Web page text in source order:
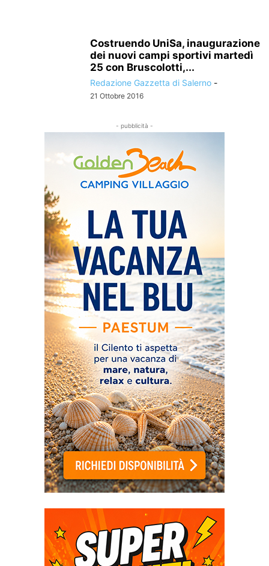
Costruendo UniSa, inaugurazione
dei nuovi campi sportivi martedì
25 con Bruscolotti,...
Redazione Gazzetta di Salerno -
21 Ottobre 2016
- pubblicità -